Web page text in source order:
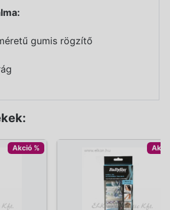
gumis rögzítő
Akció %